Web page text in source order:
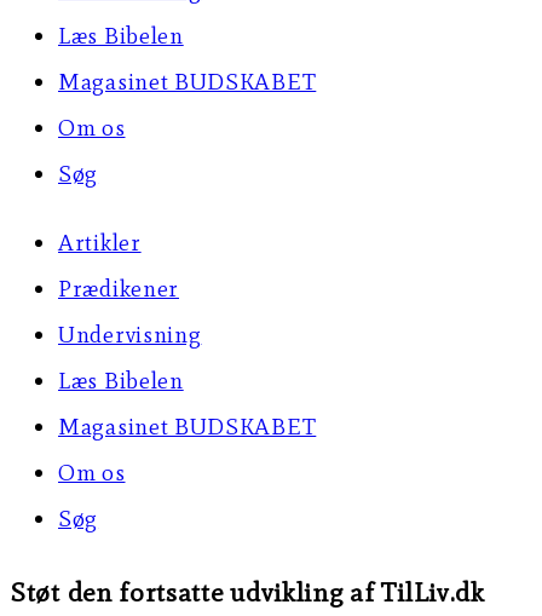
Læs Bibelen
Magasinet BUDSKABET
Om os
Søg
Artikler
Prædikener
Undervisning
Læs Bibelen
Magasinet BUDSKABET
Om os
Søg
Støt den fortsatte udvikling af TilLiv.dk